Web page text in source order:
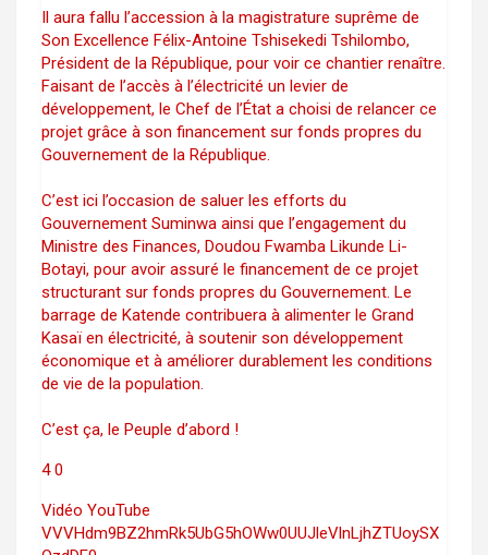
Il aura fallu l’accession à la magistrature suprême de
Son Excellence Félix-Antoine Tshisekedi Tshilombo,
Président de la République, pour voir ce chantier renaître.
Faisant de l’accès à l’électricité un levier de
développement, le Chef de l’État a choisi de relancer ce
projet grâce à son financement sur fonds propres du
Gouvernement de la République.
C’est ici l’occasion de saluer les efforts du
Gouvernement Suminwa ainsi que l’engagement du
Ministre des Finances, Doudou Fwamba Likunde Li-
Botayi, pour avoir assuré le financement de ce projet
structurant sur fonds propres du Gouvernement. Le
barrage de Katende contribuera à alimenter le Grand
Kasaï en électricité, à soutenir son développement
économique et à améliorer durablement les conditions
de vie de la population.
C’est ça, le Peuple d’abord !
4 0
Vidéo YouTube
VVVHdm9BZ2hmRk5UbG5hOWw0UUJleVlnLjhZTUoySX